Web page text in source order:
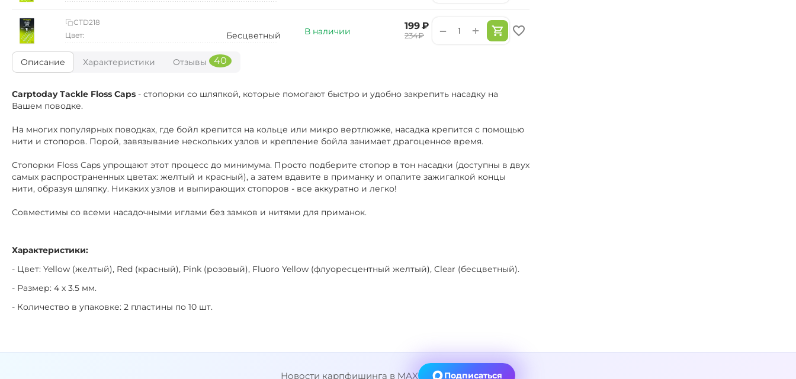
В наличии ‍199‍ ₽
‍234‍₽ +
−
CTD218
Цвет:
Бесцветный
Описание Характеристики Отзывы 40
Carptoday Tackle Floss Caps - стопорки со шляпкой, которые помогают быстро и удобно закрепить насадку на
Вашем поводке.
На многих популярных поводках, где бойл крепится на кольце или микро вертлюжке, насадка крепится с помощью
нити и стопоров. Порой, завязывание нескольких узлов и крепление бойла занимает драгоценное время.
Стопорки Floss Caps упрощают этот процесс до минимума. Просто подберите стопор в тон насадки (доступны в двух
самых распространенных цветах: желтый и красный), а затем вдавите в приманку и опалите зажигалкой концы
нити, образуя шляпку. Никаких узлов и выпирающих стопоров - все аккуратно и легко!
Совместимы со всеми насадочными иглами без замков и нитями для приманок.
Характеристики:
- Цвет: Yellow (желтый), Red (красный), Pink (розовый), Fluoro Yellow (флуоресцентный желтый), Clear (бесцветный).
- Размер: 4 х 3.5 мм.
- Количество в упаковке: 2 пластины по 10 шт.
Новости карпфишинга в MAX Подписаться